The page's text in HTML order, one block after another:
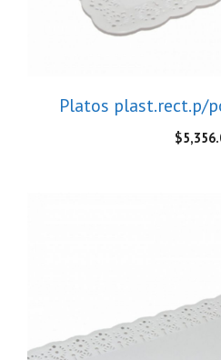
Platos plast.rect.p/
$